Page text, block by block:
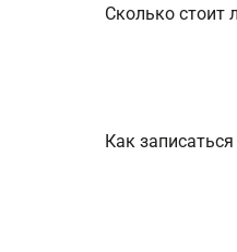
Сколько стоит
Как